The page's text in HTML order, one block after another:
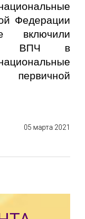
Федерации
включили
ВПЧ в
05 марта 2021